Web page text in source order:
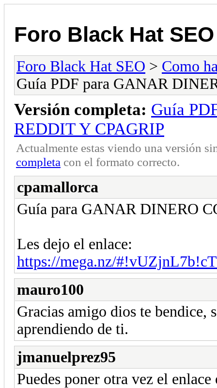
Foro Black Hat SEO
Foro Black Hat SEO > Como
Guía PDF para GANAR
Versión completa: Guía
REDDIT Y CPAGRIP
Actualmente estas viendo una versión
completa con el formato correcto.
cpamallorca
Guía para GANAR DINERO
Les dejo el enlace:
https://mega.nz/
mauro100
Gracias amigo dios te bendice,
aprendiendo de ti.
jmanuelprez95
Puedes poner otra vez el